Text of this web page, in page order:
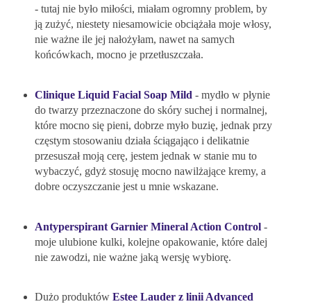
- tutaj nie było miłości, miałam ogromny problem, by
ją zużyć, niestety niesamowicie obciążała moje włosy,
nie ważne ile jej nałożyłam, nawet na samych
końcówkach, mocno je przetłuszczała.
Clinique Liquid Facial Soap Mild - mydło w płynie
do twarzy przeznaczone do skóry suchej i normalnej,
które mocno się pieni, dobrze myło buzię, jednak przy
częstym stosowaniu działa ściągająco i delikatnie
przesuszał moją cerę, jestem jednak w stanie mu to
wybaczyć, gdyż stosuję mocno nawilżające kremy, a
dobre oczyszczanie jest u mnie wskazane.
Antyperspirant Garnier Mineral Action Control-
moje ulubione kulki, kolejne opakowanie, które dalej
nie zawodzi, nie ważne jaką wersję wybiorę.
Dużo produktów Estee Lauder z linii Advanced